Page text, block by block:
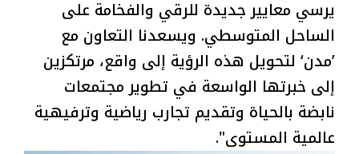
يرسي معايير جديدة للرقي والفخامة على
الساحل المتوسطي. ويسعدنا التعاون مع
’مدن‘ لتحويل هذه الرؤية إلى واقع، مرتكزين
إلى خبرتها الواسعة في تطوير مجتمعات
نابضة بالحياة وتقديم تجارب رياضية وترفيهية
عالمية المستوى".